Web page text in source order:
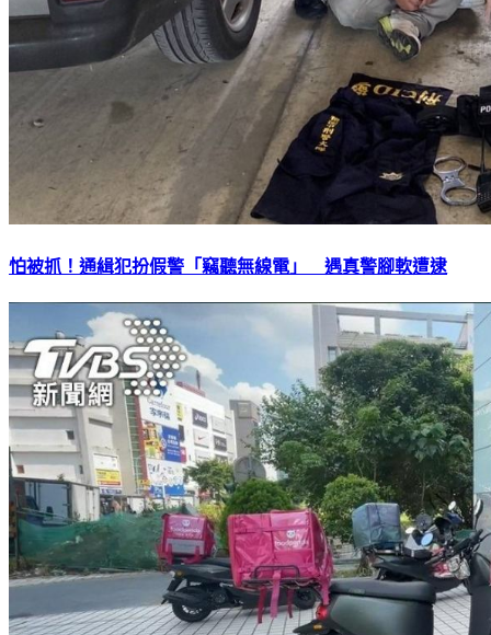
怕被抓！通緝犯扮假警「竊聽無線電」 遇真警腳軟遭逮